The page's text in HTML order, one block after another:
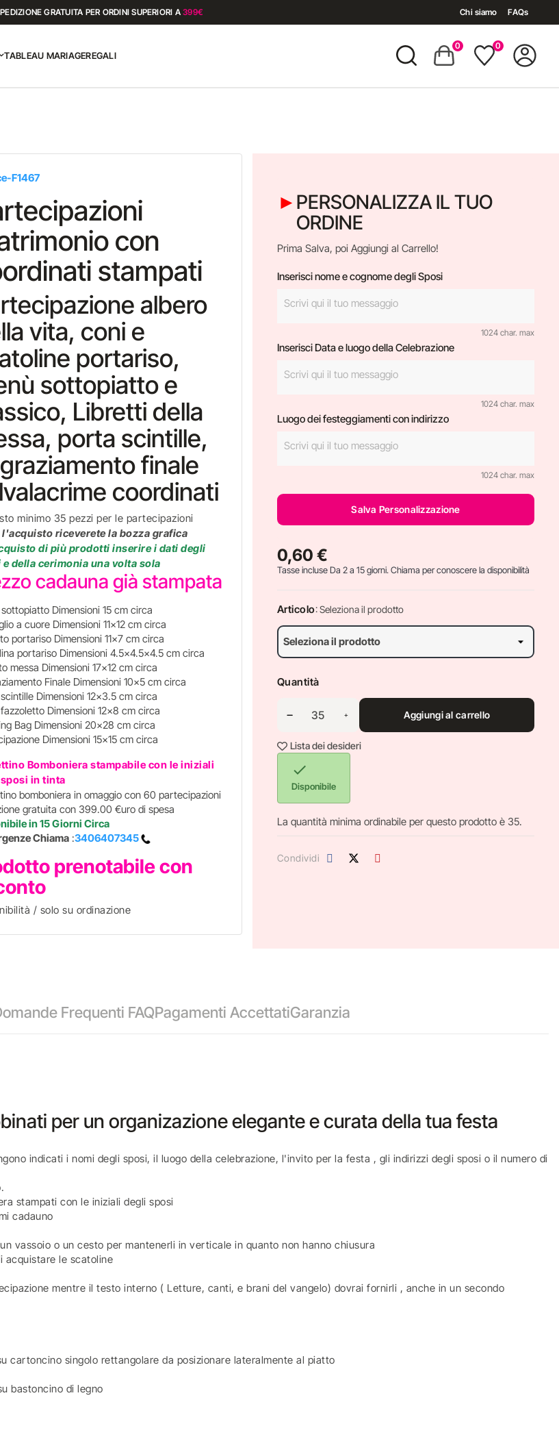
GRATUITA PER ORDINI SUPERIORI A399€ Chi siamo FAQs
TABLEAU MARIAGEREGALI
0 0
F1467
con
stampati
albero
vita, coni e
portariso,
sottopiatto e
Libretti della
porta scintille,
finale
coordinati
minimo 35 pezzi per le partecipazioni
l'acquisto riceverete la bozza grafica
di più prodotti inserire i dati degli
e della cerimonia una volta sola
cadauna già stampata
Dimensioni 15 cm circa
a cuore Dimensioni 11x12 cm circa
portariso Dimensioni 11x7 cm circa
portariso Dimensioni 4.5x4.5x4.5 cm circa
messa Dimensioni 17x12 cm circa
Finale Dimensioni 10x5 cm circa
Dimensioni 12x3.5 cm circa
Dimensioni 12x8 cm circa
Bag Dimensioni 20x28 cm circa
Dimensioni 15x15 cm circa
Bomboniera stampabile con le iniziali
in tinta
bomboniera in omaggio con 60 partecipazioni
gratuita con 399.00 €uro di spesa
in 15 Giorni Circa
Chiama:3406407345
prenotabile con
/ solo su ordinazione
PERSONALIZZA IL TUO
ORDINE
Prima Salva, poi Aggiungi al Carrello!
Inserisci nome e cognome degli Sposi
1024 char. max
Inserisci Data e luogo della Celebrazione
1024 char. max
Luogo dei festeggiamenti con indirizzo
1024 char. max
Salva Personalizzazione
0,60 €
Tasse incluseDa 2 a 15 giorni. Chiama per conoscere la disponibilità
Articolo: Seleziona il prodotto
Quantità
Aggiungi al carrello
Lista dei desideri

Disponibile
La quantità minima ordinabile per questo prodotto è 35.
Condividi
Frequenti FAQPagamenti AccettatiGaranzia
per un organizazione elegante e curata della tua festa
indicati i nomi degli sposi, il luogo della celebrazione, l'invito per la festa , gli indirizzi degli sposi o il numero di
stampati con le iniziali degli sposi
cadauno
vassoio o un cesto per mantenerli in verticale in quanto non hanno chiusura
acquistare le scatoline
mentre il testo interno ( Letture, canti, e brani del vangelo) dovrai fornirli , anche in un secondo
cartoncino singolo rettangolare da posizionare lateralmente al piatto
bastoncino di legno